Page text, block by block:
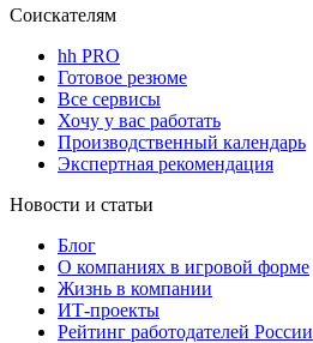
Соискателям
hh PRO
Готовое резюме
Все сервисы
Хочу у вас работать
Производственный календарь
Экспертная рекомендация
Новости и статьи
Блог
О компаниях в игровой форме
Жизнь в компании
ИТ-проекты
Рейтинг работодателей России